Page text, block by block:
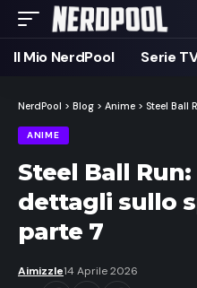
Il Mio NerdPool Serie
NerdPool > Blog > Anime > Steel Ball
ANIME
Steel Ball
dettagli sullo
parte 7
Aimizzle14 Aprile 2026